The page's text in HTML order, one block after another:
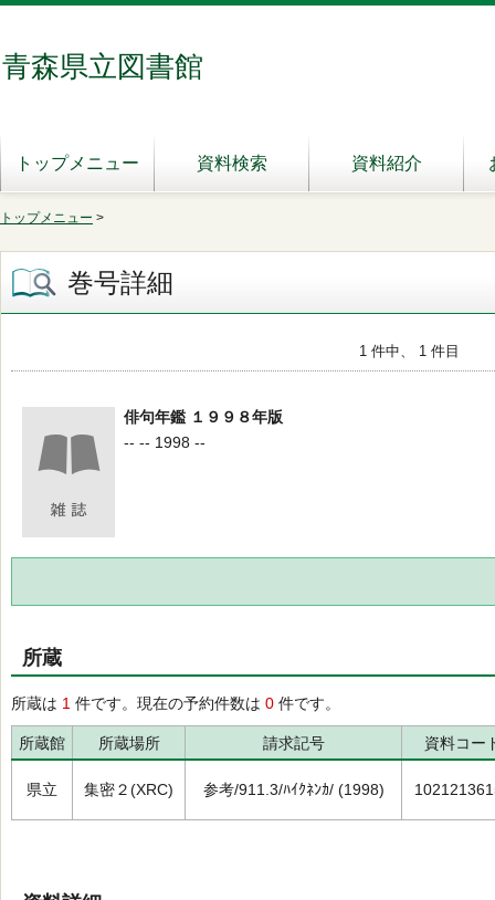
青森県立図書館
トップメニュー 資料検索 資料紹介
トップメニュー >
巻号詳細
1 件中、 1 件目
俳句年鑑 １９９８年版
-- -- 1998 --
所蔵
所蔵は 1 件です。現在の予約件数は 0 件です。
所蔵館 所蔵場所 請求記号 資料コー
県立 集密２(XRC) 参考/911.3/ﾊｲｸﾈﾝｶ/ (1998)